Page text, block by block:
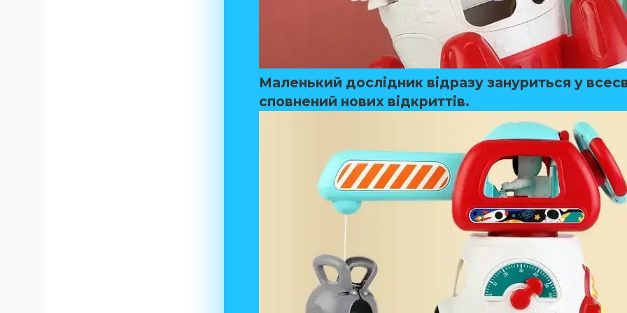
Маленький дослідник відразу зануриться у
сповнений нових відкриттів.